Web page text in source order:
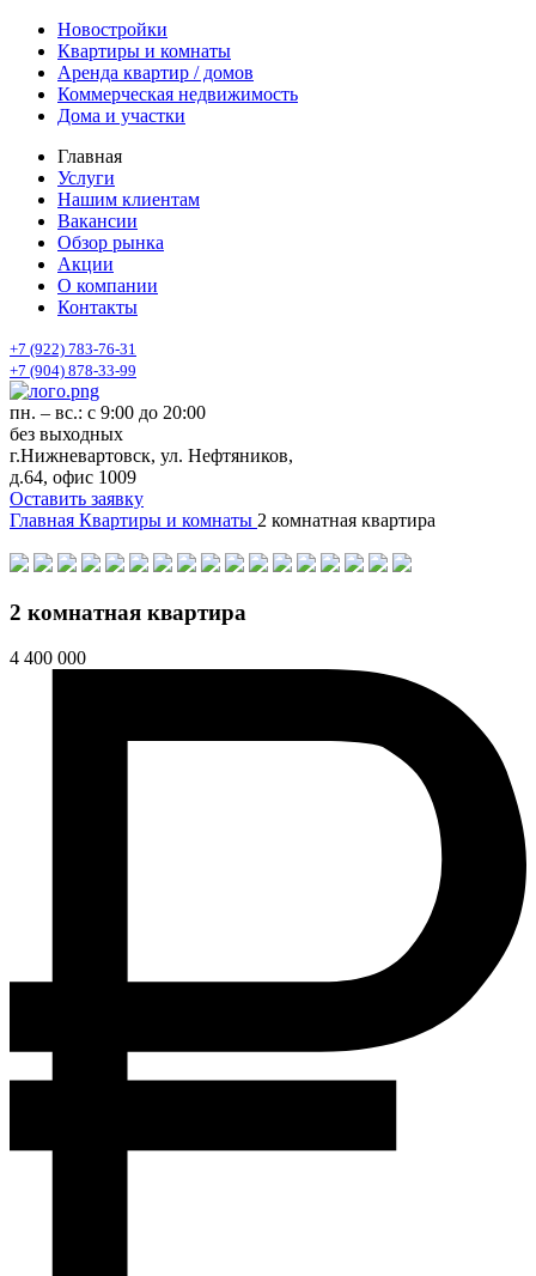
Новостройки
Квартиры и комнаты
Аренда квартир / домов
Коммерческая недвижимость
Дома и участки
Главная
Услуги
Нашим клиентам
Вакансии
Обзор рынка
Акции
О компании
Контакты
+7 (922) 783-76-31
+7 (904) 878-33-99
пн. – вс.: с 9:00 до 20:00
без выходных
г.Нижневартовск, ул. Нефтяников,
д.64, офис 1009
Оставить заявку
Главная Квартиры и комнаты 2 комнатная квартира
2 комнатная квартира
4 400 000